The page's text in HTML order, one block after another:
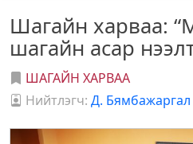
Шагайн харваа:
шагайн асар
ШАГАЙН ХАРВАА
Нийтлэгч: Д. Бямбажаргал